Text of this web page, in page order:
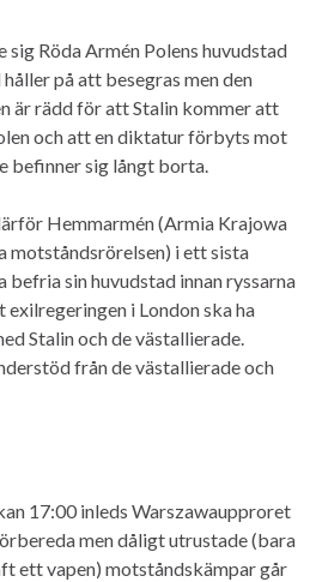
sig Röda Armén Polens huvudstad
på att besegras men den
är rädd för att Stalin kommer att
och att en diktatur förbyts mot
befinner sig långt borta.
Hemmarmén (Armia Krajowa
motståndsrörelsen) i ett sista
sin huvudstad innan ryssarna
exilregeringen i London ska ha
Stalin och de västallierade.
från de västallierade och
17:00 inleds Warszawaupproret
men dåligt utrustade (bara
ett vapen) motståndskämpar går